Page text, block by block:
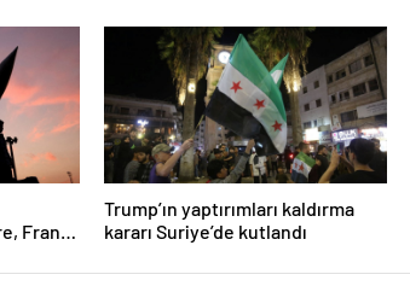
Fransa
Trump’ın yaptırımları kaldırma
kararı Suriye’de kutlandı